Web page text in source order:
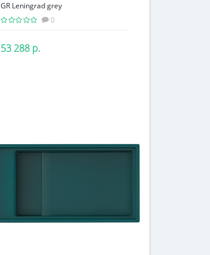
бронза
GR Leningrad grey
0
53 288 р.